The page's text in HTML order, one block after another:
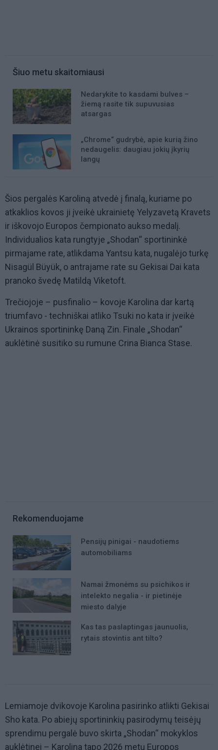
Šiuo metu skaitomiausi
Nedarykite to kasdami bulves –
žiemą rasite tik supuvusias
atsargas
„Chrome“ gudrybė, apie kurią žino
nedaugelis: daugiau jokių įkyrių
langų
Šios pergalės Karoliną atvedė į finalą, kuriame po
atkaklios kovos ji įveikė ukrainietę Yelyzavetą Kravets
ir iškovojo Europos čempionato aukso medalį.
Individualios kata rungtyje „Shodan“ sportininkė
pirmajame rate, atlikdama Yantsu kata, nugalėjo turkę
Nisagül Büyük, o antrajame rate su Gekisai Dai kata
pranoko švedę Matildą Viketoft.
Trečiojoje – pusfinalio – kovoje Karolina dar kartą
triumfavo - techniškai atliko Tsuki no kata ir įveikė
Ukrainos sportininkę Daną Zin. Finale „Shodan“
auklėtinė susitiko su rumune Crina Bianca Stase.
Rekomenduojame
Pensijų pinigai - naudotiems
automobiliams
Namai žmonėms su psichikos ir
intelekto negalia - ir pietinėje
miesto dalyje
Kas tas paslaptingas jaunuolis,
rytais stovintis ant tilto?
Lemiamoje dvikovoje Karolina pasirinko atlikti Gekisai
Sho kata. Po abiejų sportininkių pasirodymų teisėjų
sprendimu pergalė buvo skirta „Shodan“ mokyklos
auklėtinei – Karolina tapo 2026 metų Europos